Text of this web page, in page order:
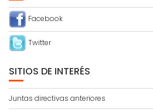
Facebook
Twitter
SITIOS DE INTERÉS
Juntas directivas anteriores